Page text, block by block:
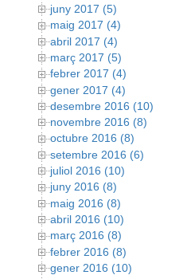
juny 2017 (5)
maig 2017 (4)
abril 2017 (4)
març 2017 (5)
febrer 2017 (4)
gener 2017 (4)
desembre 2016 (10)
novembre 2016 (8)
octubre 2016 (8)
setembre 2016 (6)
juliol 2016 (10)
juny 2016 (8)
maig 2016 (8)
abril 2016 (10)
març 2016 (8)
febrer 2016 (8)
gener 2016 (10)